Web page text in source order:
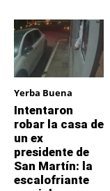
Yerba Buena
Intentaron
robar la casa de
un ex
presidente de
San Martín: la
escalofriante